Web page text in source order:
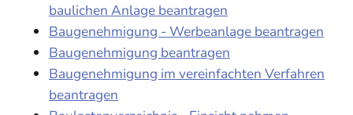
baulichen Anlage beantragen
Baugenehmigung - Werbeanlage beantragen
Baugenehmigung beantragen
Baugenehmigung im vereinfachten Verfahren
beantragen